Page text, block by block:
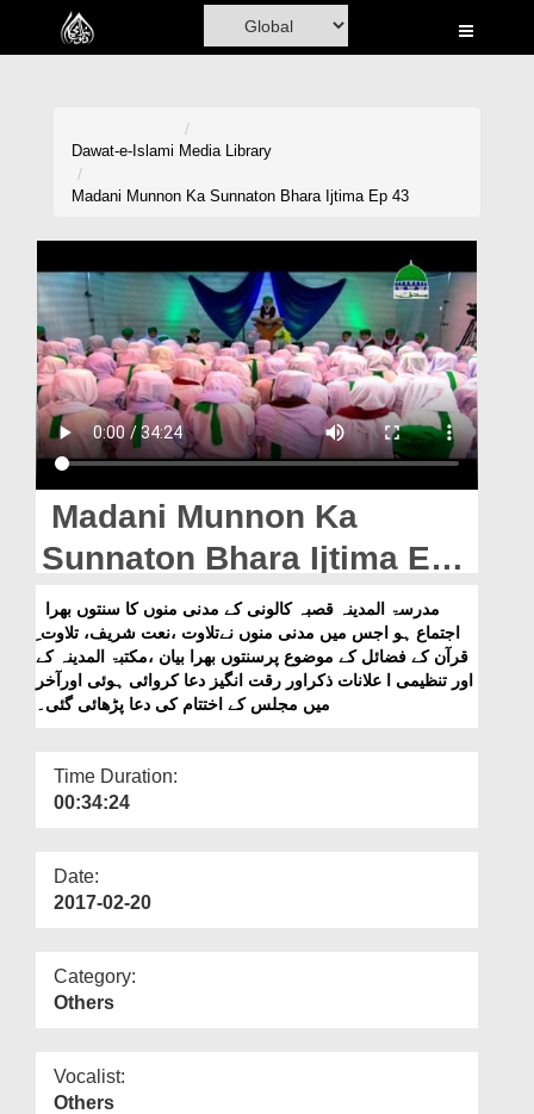
Home
Volunteer Portal
Rohani Ilaj
Donation
Blog
Magazine
More
Dawat-e-Islami Media Library
Madani Munnon Ka Sunnaton Bhara Ijtima Ep 43
Madani Munnon Ka
Sunnaton Bhara Ijtima Ep
43
اجتماع ہو اجس میں مدنی منوں نےتلاوت ،نعت شریف، تلاوت ِ
قرآن کے فضائل کے موضوع پرسنتوں بھرا بیان ،مکتبۃ المدینہ کے
اور تنظیمی ا علانات ذکراور رقت انگیز دعا کروائی ہوئی اورآخر
میں مجلس کے اختتام کی دعا پڑھائی گئی۔
Time Duration:
00:34:24
Date:
2017-02-20
Category:
Others
Vocalist:
Others